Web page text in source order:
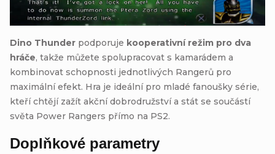
Dino Thunder podporuje kooperativní režim pro dva
hráče, takže můžete spolupracovat s kamarádem a
kombinovat schopnosti jednotlivých Rangerů pro
maximální efekt. Hra je ideální pro mladé fanoušky série,
kteří chtějí zažít akční dobrodružství a stát se součástí
světa Power Rangers přímo na PS2.
Doplňkové parametry